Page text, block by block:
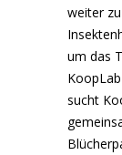
weiter
um das
sucht